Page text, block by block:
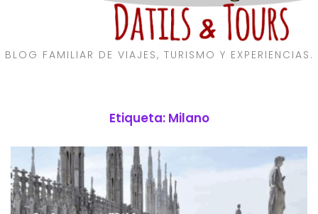
BLOG FAMILIAR DE VIAJES, TURISMO Y EXPERIENCIAS.
Etiqueta: Milano